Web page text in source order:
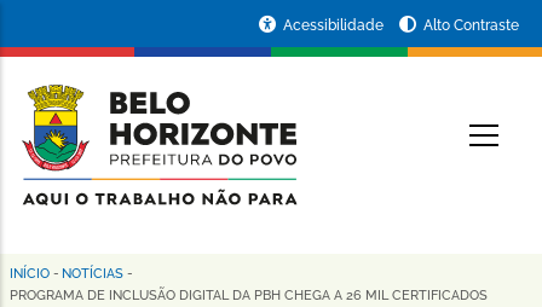
conteúdo
principal
da
Prefeitura
de
Horizonte
Acessibilidade Alto Contraste
Trilha
INÍCIO - NOTÍCIAS -
PROGRAMA DE INCLUSÃO DIGITAL DA PBH CHEGA A 26 MIL CERTIFICADOS